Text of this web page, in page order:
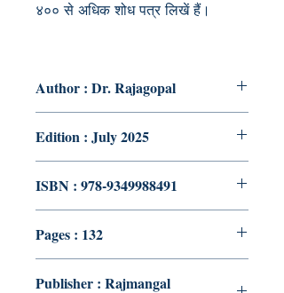
४०० से अधिक शोध पत्र लिखें हैं।
Author : Dr. Rajagopal
Edition : July 2025
ISBN : 978-9349988491
Pages : 132
Publisher : Rajmangal